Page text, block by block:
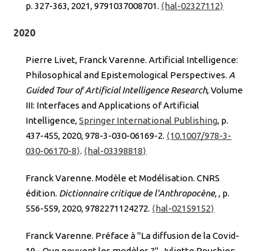
p. 327-363, 2021, 9791037008701. ⟨hal-02327112⟩
2020
Pierre Livet, Franck Varenne. Artificial Intelligence:
Philosophical and Epistemological Perspectives. A
Guided Tour of Artificial Intelligence Research, Volume
III: Interfaces and Applications of Artificial
Intelligence,Springer International Publishing, p.
437-455, 2020, 978-3-030-06169-2. ⟨10.1007/978-3-
030-06170-8⟩. ⟨hal-03398818⟩
Franck Varenne. Modèle et Modélisation. CNRS
édition. Dictionnaire critique de l'Anthropocène,, p.
556-559, 2020, 9782271124272. ⟨hal-02159152⟩
Franck Varenne. Préface à "La diffusion de la Covid-